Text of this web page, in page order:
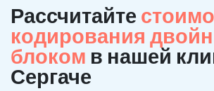
Рассчитайте
кодирования
блоком в нашей
Сергаче